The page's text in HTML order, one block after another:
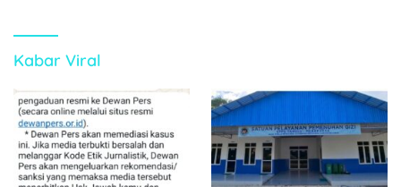
Kabar Viral